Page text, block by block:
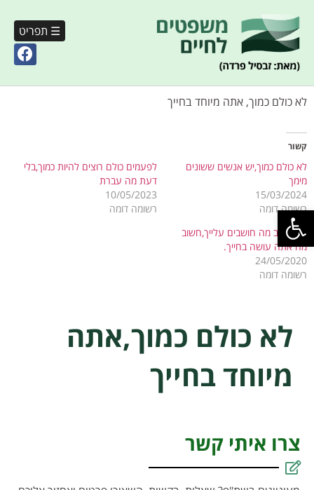
פתח סרגל נגישות
☰ תפריט
לא כולם כמוך, אתה מיוחד בחייך
קשור
לא כולם כמוך,יש אנשים ששונים
מימך
15/03/2024
רשומה דומה
לפעמים כולם רוצים להיות כמוך,בלי
דעת מה עברת
10/05/2023
רשומה דומה
לא חשוב מה חושבים עלייך,חשוב
מה אתה עושה בחייך.
24/05/2020
רשומה דומה
לא כולם כמוך,אתה
מיוחד בחייך
צרו איתי קשר